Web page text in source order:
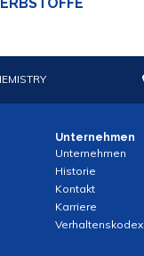
Unternehmen
Unternehmen
Historie
Kontakt
Karriere
Verhaltenskodex